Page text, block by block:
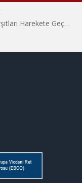
Hiroşima’nın 81. Yılında İtalyan Savaş Karşıtları Harekete Geçti: “Hatırlamak yeterli değil”